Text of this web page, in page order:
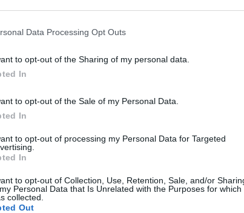
Data Processing Opt Outs
to opt-out of the Sharing of my personal data.
In
to opt-out of the Sale of my Personal Data.
In
to opt-out of processing my Personal Data for Targeted
In
to opt-out of Collection, Use, Retention, Sale, and/or
Personal Data that Is Unrelated with the Purposes for which
collected.
Out
Ty...